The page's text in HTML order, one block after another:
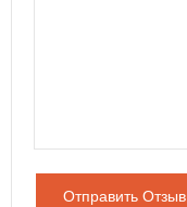
Отправить Отзыв